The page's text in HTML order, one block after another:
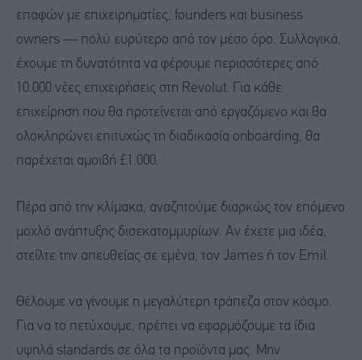
επαφών με επιχειρηματίες, founders και business
owners — πολύ ευρύτερο από τον μέσο όρο. Συλλογικά,
έχουμε τη δυνατότητα να φέρουμε περισσότερες από
10.000 νέες επιχειρήσεις στη Revolut. Για κάθε
επιχείρηση που θα προτείνεται από εργαζόμενο και θα
ολοκληρώνει επιτυχώς τη διαδικασία onboarding, θα
παρέχεται αμοιβή £1.000.
Πέρα από την κλίμακα, αναζητούμε διαρκώς τον επόμενο
μοχλό ανάπτυξης δισεκατομμυρίων. Αν έχετε μια ιδέα,
στείλτε την απευθείας σε εμένα, τον James ή τον Emil.
Θέλουμε να γίνουμε η μεγαλύτερη τράπεζα στον κόσμο.
Για να το πετύχουμε, πρέπει να εφαρμόζουμε τα ίδια
υψηλά standards σε όλα τα προϊόντα μας. Μην